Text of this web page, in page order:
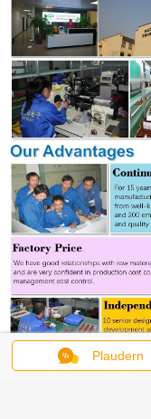
Plaudern